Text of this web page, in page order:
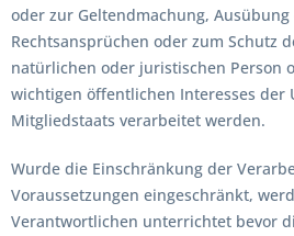
oder zur Geltendmachung,
Rechtsansprüchen oder zum Schutz
natürlichen oder juristischen Person
wichtigen öffentlichen Interesses der
Mitgliedstaats verarbeitet werden.
Wurde die Einschränkung der
Voraussetzungen eingeschränkt,
Verantwortlichen unterrichtet bevor